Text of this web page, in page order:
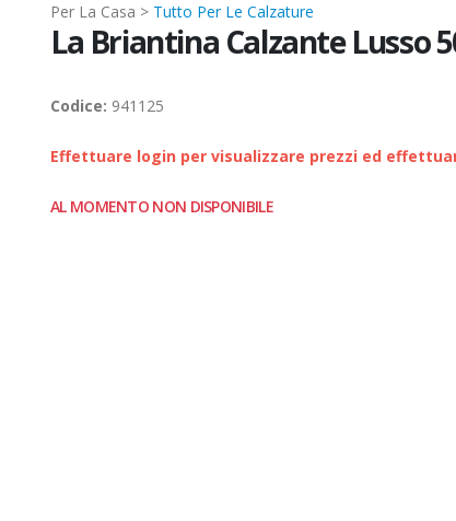
Per La Casa > Tutto Per Le Calzature
La Briantina Calzante Lusso
Codice: 941125
Effettuare login per visualizzare prezzi ed
AL MOMENTO NON DISPONIBILE